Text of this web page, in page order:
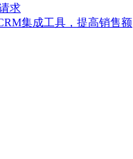
求
集成工具，提高销售额